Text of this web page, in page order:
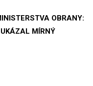
OBRANY:
MÍRNÝ